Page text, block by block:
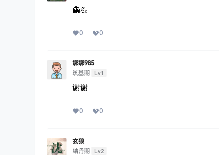
👻💪
0 0
娜娜985
筑基期
Lv1
谢谢
0 0
玄狼
结丹期
Lv2